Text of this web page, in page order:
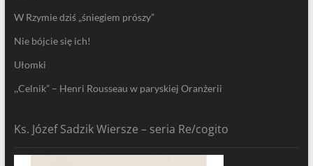
W Rzymie dziś „śniegiem prószy”
Nie bójcie się ich!
Ułomki
,,Celnik” – Henri Rousseau w paryskiej Oranżerii
Ks. Józef Sadzik Wiersze – seria Re/cogito